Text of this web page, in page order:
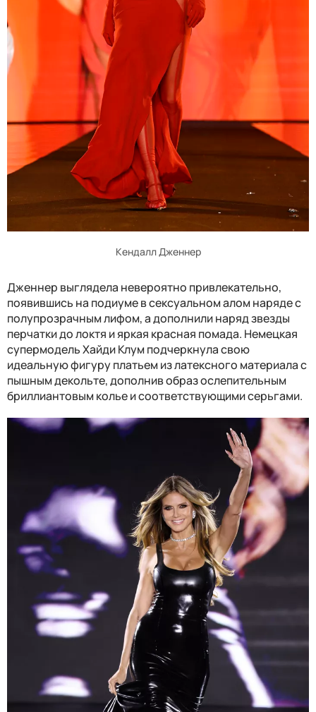
Кендалл Дженнер
Дженнер выглядела невероятно привлекательно,
появившись на подиуме в сексуальном алом наряде с
полупрозрачным лифом, а дополнили наряд звезды
перчатки до локтя и яркая красная помада. Немецкая
супермодель Хайди Клум подчеркнула свою
идеальную фигуру платьем из латексного материала с
пышным декольте, дополнив образ ослепительным
бриллиантовым колье и соответствующими серьгами.